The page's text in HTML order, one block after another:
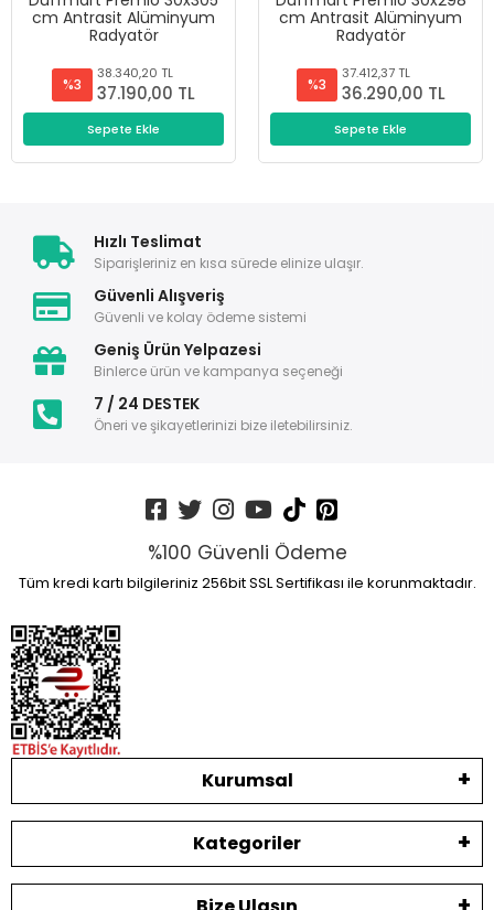
cm Antrasit Alüminyum
Radyatör
%3
38.340,20 TL
37.190,00 TL
Sepete Ekle
cm Antrasit Alüminyum
Radyatör
%3
37.412,37 TL
36.290,00 TL
Sepete Ekle
Hızlı Teslimat
Siparişleriniz en kısa sürede elinize ulaşır.
Güvenli Alışveriş
Güvenli ve kolay ödeme sistemi
Geniş Ürün Yelpazesi
Binlerce ürün ve kampanya seçeneği
7 / 24 DESTEK
Öneri ve şikayetlerinizi bize iletebilirsiniz.
%100 Güvenli Ödeme
Tüm kredi kartı bilgileriniz 256bit SSL Sertifikası ile korunmaktadır.
Kurumsal
Kategoriler